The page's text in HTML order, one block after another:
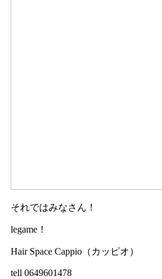
それではみなさん！
legame！
Hair Space Cappio（カッピオ）
tell 0649601478